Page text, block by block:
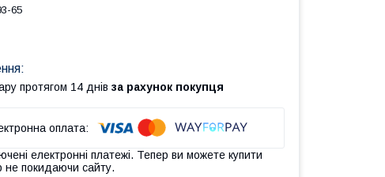
65
протягом 14 днів за рахунок покупця
електронні платежі. Тепер ви можете купити
не покидаючи сайту.